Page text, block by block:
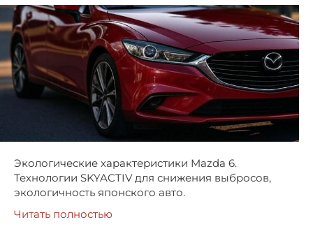
Экологические характеристики Mazda 6.
Технологии SKYACTIV для снижения выбросов,
экологичность японского авто.
Читать полностью